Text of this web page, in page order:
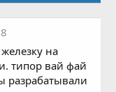
на
типор вай фай